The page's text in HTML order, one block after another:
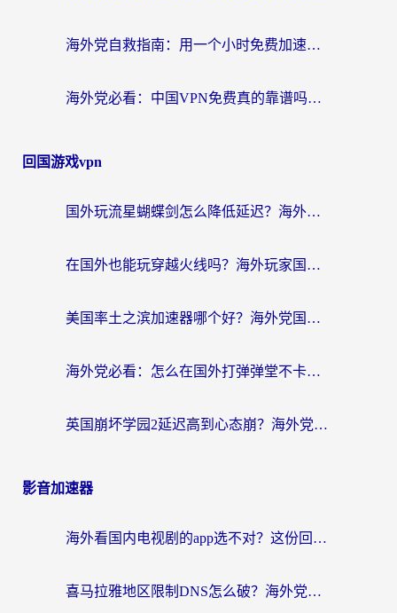
海外党自救指南：用一个小时免费加速器，轻松打破国内资源访问壁垒？
海外党必看：中国VPN免费真的靠谱吗？手把手教你选对回国加速器
回国游戏vpn
国外玩流星蝴蝶剑怎么降低延迟？海外党必看的加速秘籍（含欧洲鸣潮&彩虹岛优化攻略）
在国外也能玩穿越火线吗？海外玩家国服游戏畅玩终极指南
美国率土之滨加速器哪个好？海外党国服游戏畅玩终极指南（附多游戏解决方案）
海外党必看：怎么在国外打弹弹堂不卡？番茄加速器亲测指南
英国崩坏学园2延迟高到心态崩？海外党国服游戏加速终极指南
影音加速器
海外看国内电视剧的app选不对？这份回国加速器避坑指南帮你流畅追剧
喜马拉雅地区限制DNS怎么破？海外党听国内音乐听书的终极解决方案